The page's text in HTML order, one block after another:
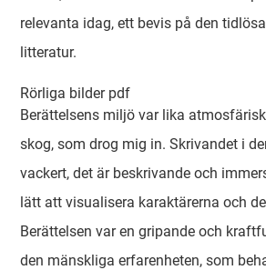
relevanta idag, ett bevis på den
litteratur.
Rörliga bilder pdf
Berättelsens miljö var lika
skog, som drog mig in. Skrivandet i
vackert, det är beskrivande och
lätt att visualisera karaktärerna och
Berättelsen var en gripande och
den mänskliga erfarenheten, som